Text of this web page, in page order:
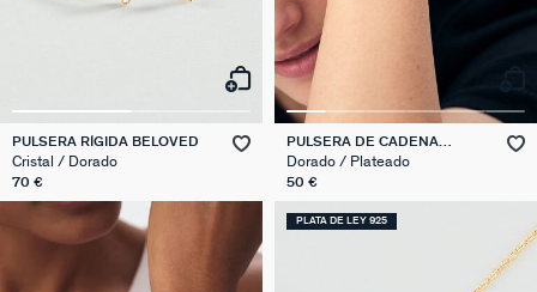
PULSERA RÍGIDA BELOVED
Cristal / Dorado
70 €
PULSERA DE CADENA
BLOSSOM
Dorado / Plateado
50 €
PLATA DE LEY 925